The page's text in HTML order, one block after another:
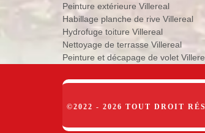
Peinture extérieure Villereal
Habillage planche de rive Villereal
Hydrofuge toiture Villereal
Nettoyage de terrasse Villereal
Peinture et décapage de volet
©2022 - 2026 TOUT DROIT